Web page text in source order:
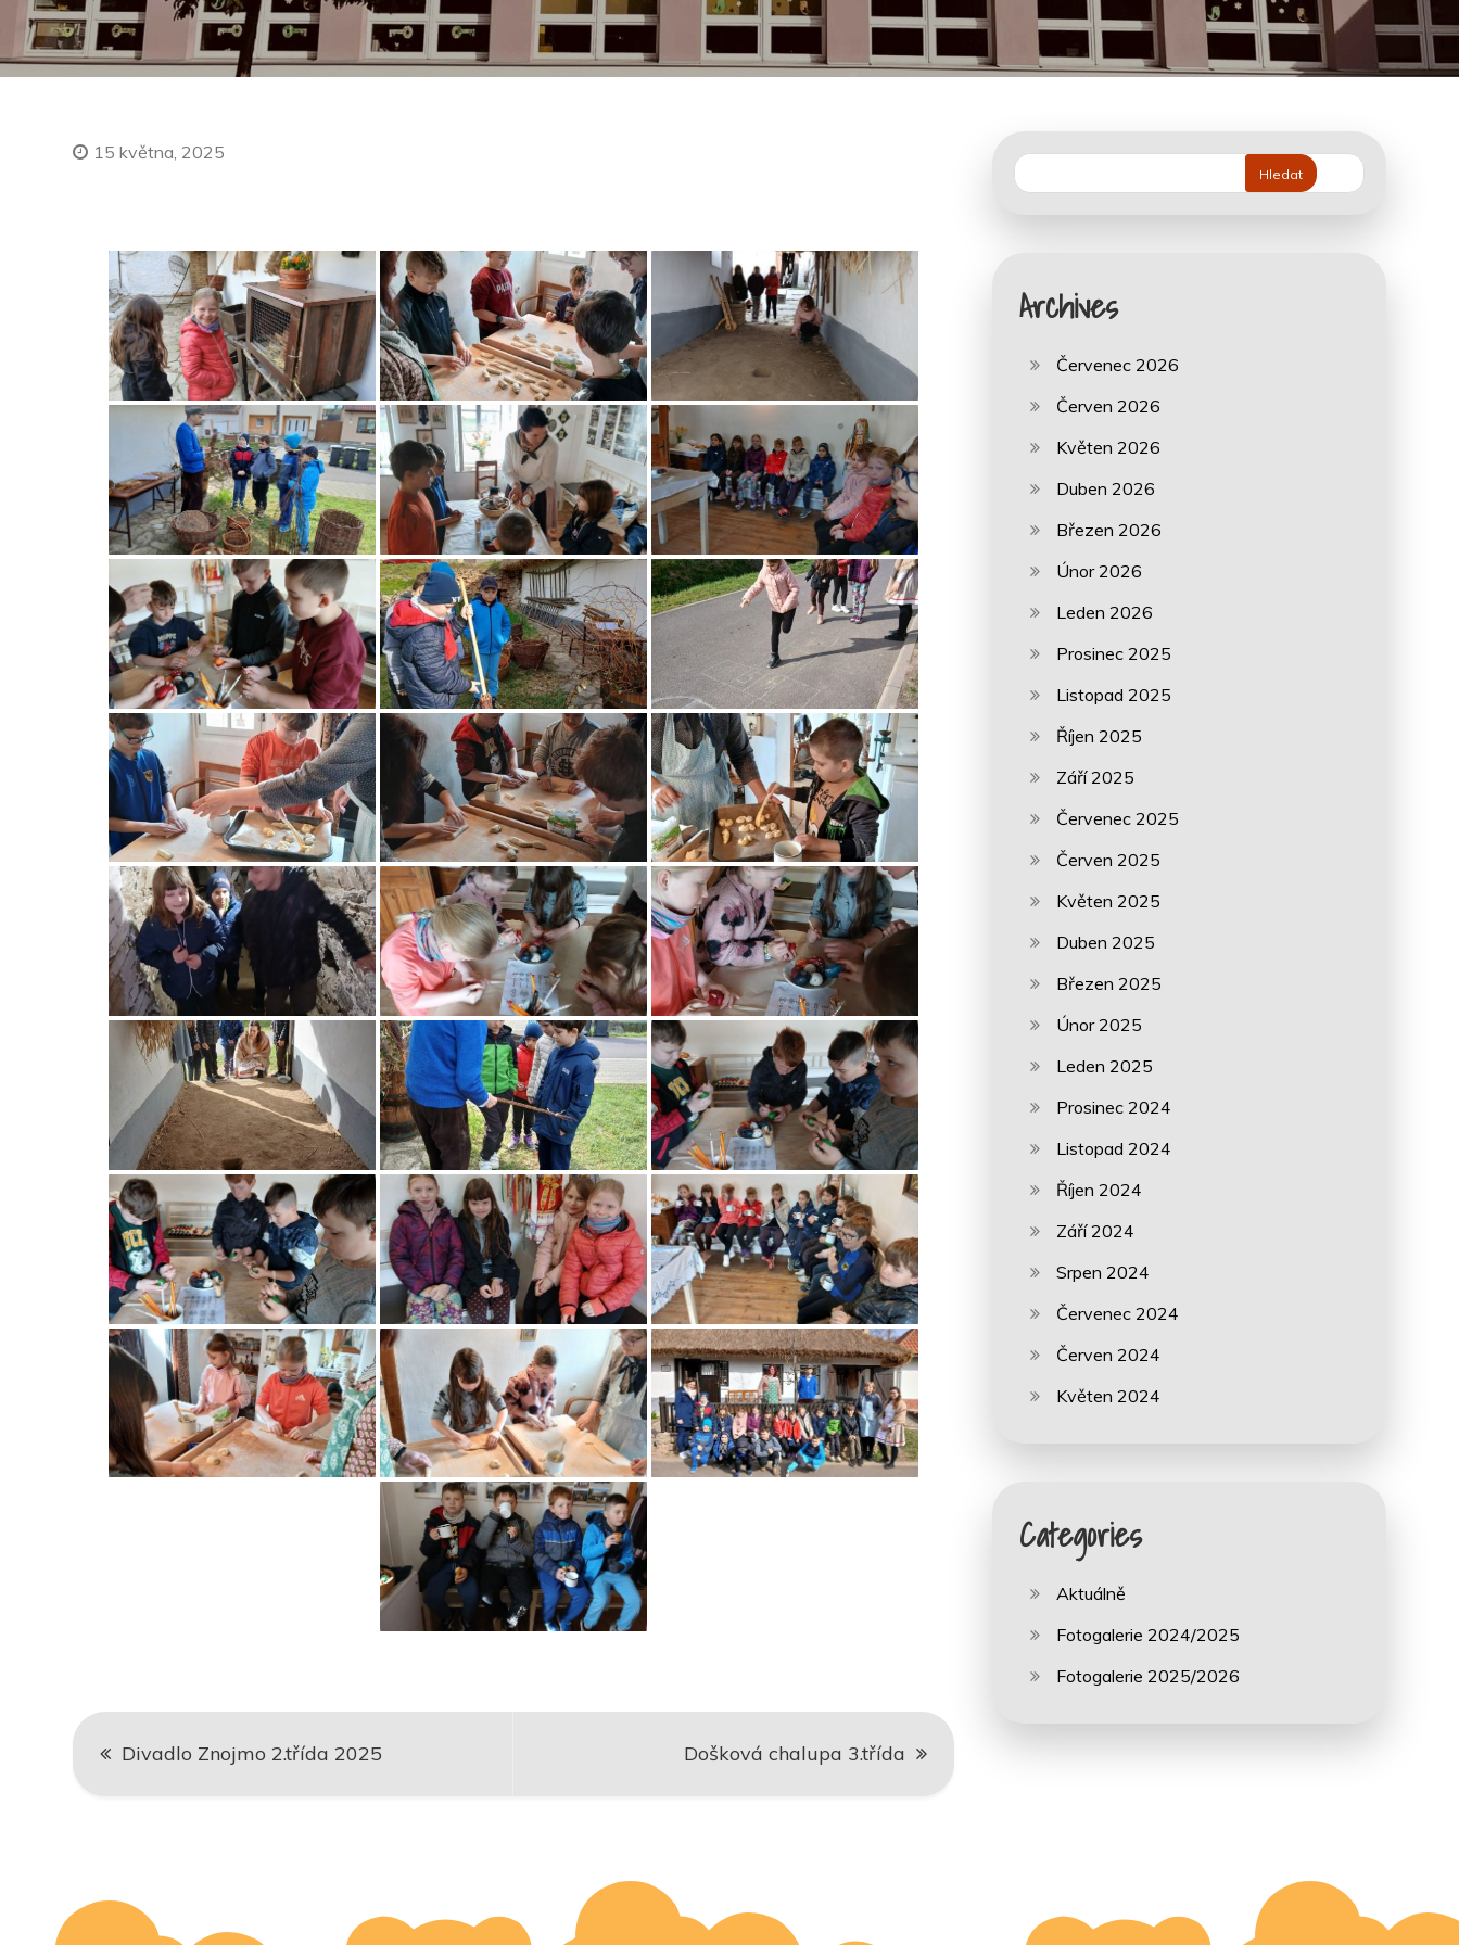
15 května, 2025
Navigace
pro
Divadlo Znojmo 2.třída 2025 Došková chalupa 3.třída
Hledat
Archives
Červenec 2026
Červen 2026
Květen 2026
Duben 2026
Březen 2026
Únor 2026
Leden 2026
Prosinec 2025
Listopad 2025
Říjen 2025
Září 2025
Červenec 2025
Červen 2025
Květen 2025
Duben 2025
Březen 2025
Únor 2025
Leden 2025
Prosinec 2024
Listopad 2024
Říjen 2024
Září 2024
Srpen 2024
Červenec 2024
Červen 2024
Květen 2024
Categories
Aktuálně
Fotogalerie 2024/2025
Fotogalerie 2025/2026